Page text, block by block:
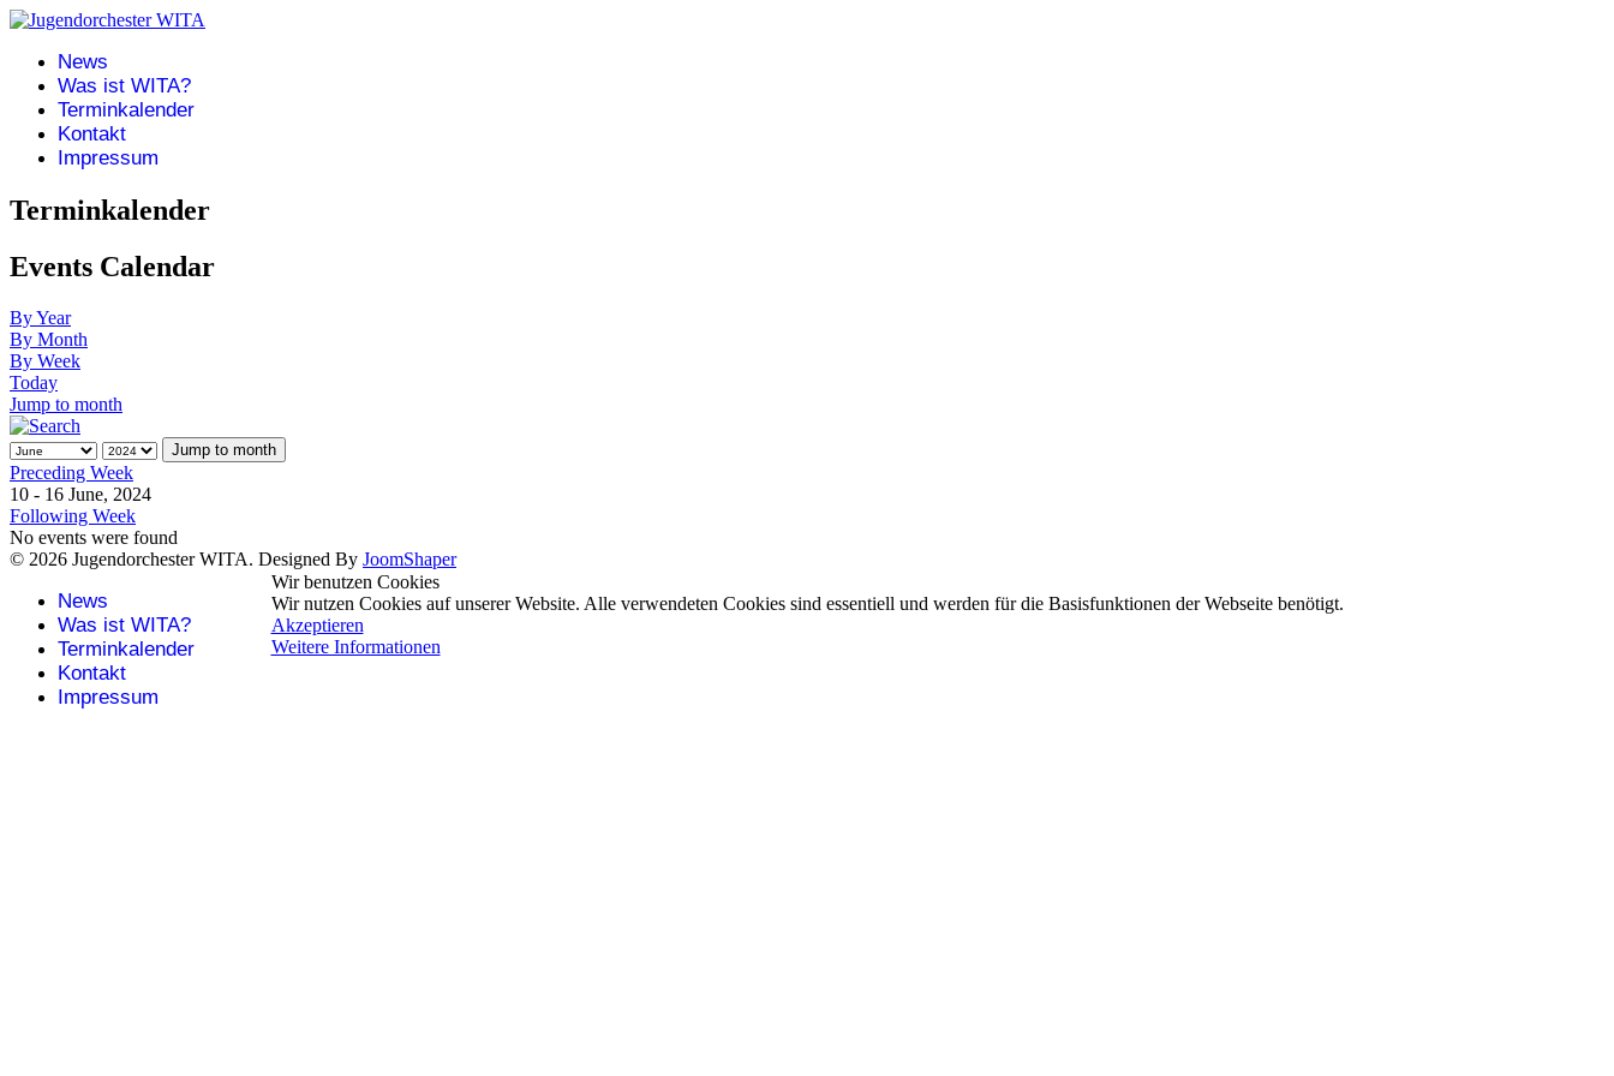
News
Was ist WITA?
Terminkalender
Kontakt
Impressum
Terminkalender
Events Calendar
By Year
By Month
By Week
Today
Jump to month
Jump to month
Preceding Week
10 - 16 June, 2024
Following Week
No events were found
© 2026 Jugendorchester WITA. Designed By JoomShaper
News
Was ist WITA?
Terminkalender
Kontakt
Impressum
Wir benutzen Cookies
Wir nutzen Cookies auf unserer Website. Alle verwendeten Cookies sind essentiell und werden für die Basisfunktionen der Webseite benötigt.
Akzeptieren
Weitere Informationen